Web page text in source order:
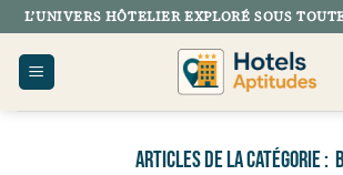
Passer
au
contenu
L’UNIVERS HÔTELIER EXPLORÉ SOUS